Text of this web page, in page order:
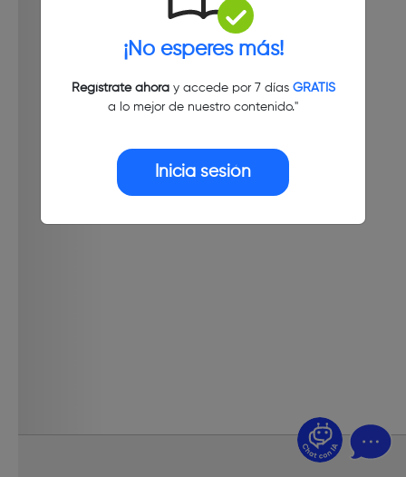
¡No esperes más!
Regístrate ahoray accede por 7 días GRATIS
a lo mejor de nuestro contenido."
Inicia sesión